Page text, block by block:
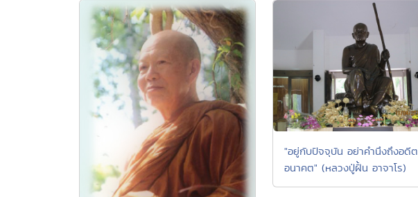
"อยู่กับปัจจุบัน อย่าคำนึงถึงอดีต
อนาคต" (หลวงปู่ฝั้น อาจาโร)